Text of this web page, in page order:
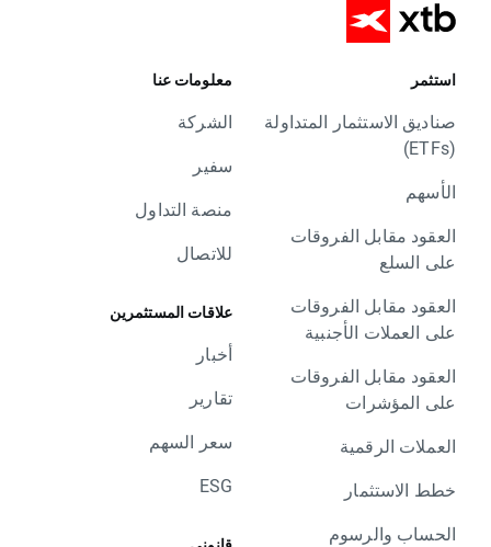
استثمر
صناديق الاستثمار المتداولة
(ETFs)
الأسهم
العقود مقابل الفروقات
على السلع
العقود مقابل الفروقات
على العملات الأجنبية
العقود مقابل الفروقات
على المؤشرات
العملات الرقمية
خطط الاستثمار
الحساب والرسوم
معلومات عنا
الشركة
سفير
منصة التداول
للاتصال
علاقات المستثمرين
أخبار
تقارير
سعر السهم
ESG